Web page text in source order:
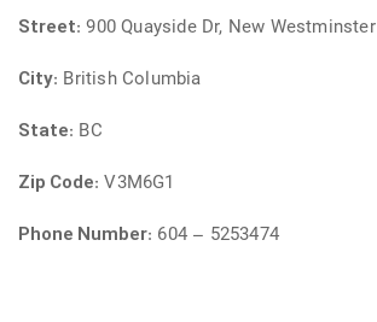
Street: 900 Quayside Dr, New Westminster
City: British Columbia
State: BC
Zip Code: V3M6G1
Phone Number: 604 – 5253474